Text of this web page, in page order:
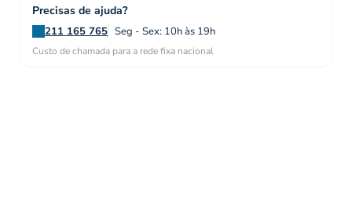
Precisas de ajuda?
211 165 765 Seg - Sex: 10h às 19h
Custo de chamada para a rede fixa nacional